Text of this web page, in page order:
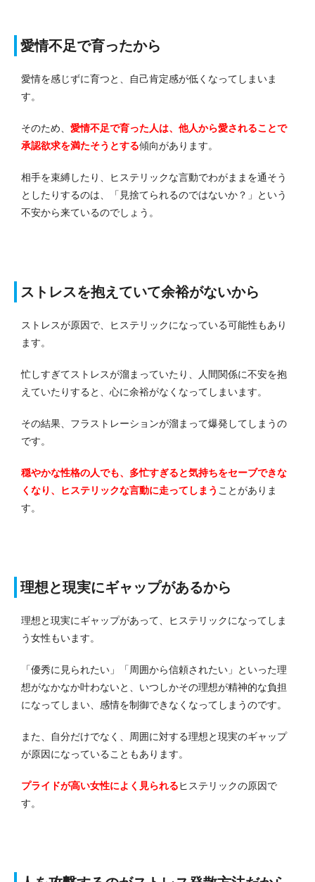
愛情不足で育ったから
愛情を感じずに育つと、自己肯定感が低くなってしまいま
す。
そのため、 愛情不足で育った人は、他人から愛されることで
承認欲求を満たそうとする傾向があります。
相手を束縛したり、ヒステリックな言動でわがままを通そう
としたりするのは、「見捨てられるのではないか？」という
不安から来ているのでしょう。
ストレスを抱えていて余裕がないから
ストレスが原因で、ヒステリックになっている可能性もあり
ます。
忙しすぎてストレスが溜まっていたり、人間関係に不安を抱
えていたりすると、心に余裕がなくなってしまいます。
その結果、フラストレーションが溜まって爆発してしまうの
です。
穏やかな性格の人でも、多忙すぎると気持ちをセーブできな
くなり、ヒステリックな言動に走ってしまう ことがありま
す。
理想と現実にギャップがあるから
理想と現実にギャップがあって、ヒステリックになってしま
う女性もいます。
「優秀に見られたい」「周囲から信頼されたい」といった理
想がなかなか叶わないと、いつしかその理想が精神的な負担
になってしまい、感情を制御できなくなってしまうのです。
また、自分だけでなく、周囲に対する理想と現実のギャップ
が原因になっていることもあります。
プライドが高い女性によく見られるヒステリックの原因で
す。